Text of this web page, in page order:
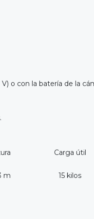
o con la batería de la
Carga útil
m 15 kilos